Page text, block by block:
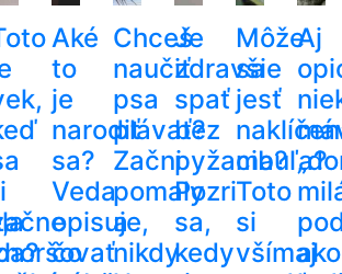
Aké
to
je
narodiť
sa?
Veda
opisuje,
čo
Chceš
naučiť
psa
plávať?
Začni
pomaly
a
nikdy
Je
zdravšie
spať
bez
pyžama?
Pozri
sa,
kedy
Môže
sa
jesť
cibuľa?
Toto
si
všímaj
Aj
ako